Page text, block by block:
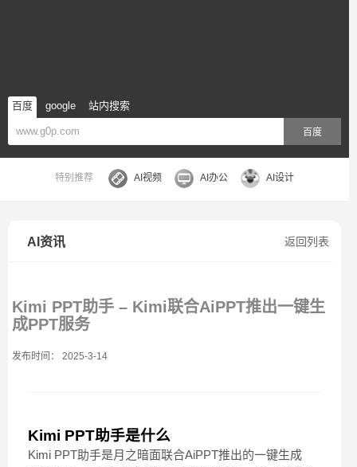
百度 google 站内搜索
百度
特别推荐 AI视频 AI办公 AI设计
返回列表
AI资讯
Kimi PPT助手 – Kimi联合AiPPT推出一键生
成PPT服务
发布时间： 2025-3-14
Kimi PPT助手是什么
Kimi PPT助手是月之暗面联合AiPPT推出的一键生成